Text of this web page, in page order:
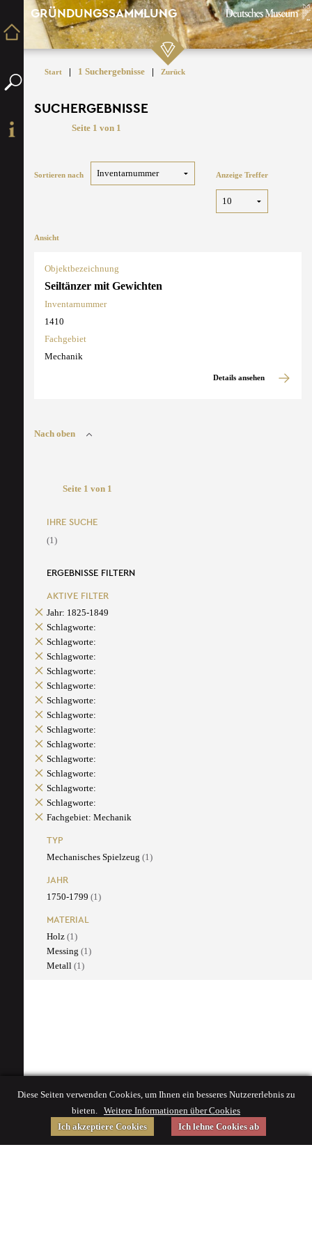
GRÜNDUNGSSAMMLUNG
Start | 1 Suchergebnisse | Zurück
SUCHERGEBNISSE
Seite 1 von 1
Sortieren nach Anzeige Treffer
Ansicht
Objektbezeichnung
Seiltänzer mit Gewichten
Inventarnummer
1410
Fachgebiet
Mechanik
Details ansehen
Nach oben
Seite 1 von 1
IHRE SUCHE
(1)
ERGEBNISSE FILTERN
AKTIVE FILTER
Jahr: 1825-1849
Schlagworte:
Schlagworte:
Schlagworte:
Schlagworte:
Schlagworte:
Schlagworte:
Schlagworte:
Schlagworte:
Schlagworte:
Schlagworte:
Schlagworte:
Schlagworte:
Schlagworte:
Fachgebiet: Mechanik
TYP
Mechanisches Spielzeug (1)
JAHR
1750-1799 (1)
MATERIAL
Holz (1)
Messing (1)
Metall (1)
Diese Seiten verwenden Cookies, um Ihnen ein besseres Nutzererlebnis zu
bieten. Weitere Informationen über Cookies
Ich akzeptiere Cookies
Ich lehne Cookies ab